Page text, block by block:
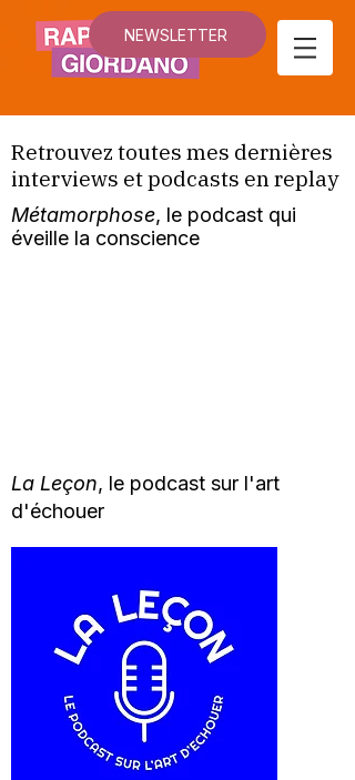
NEWSLETTER
Retrouvez toutes mes dernières
interviews et podcasts en replay
Métamorphose, le podcast qui
éveille la conscience
La Leçon, le podcast sur l'art
d'échouer